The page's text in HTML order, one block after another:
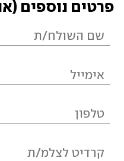
פרטים נוספים